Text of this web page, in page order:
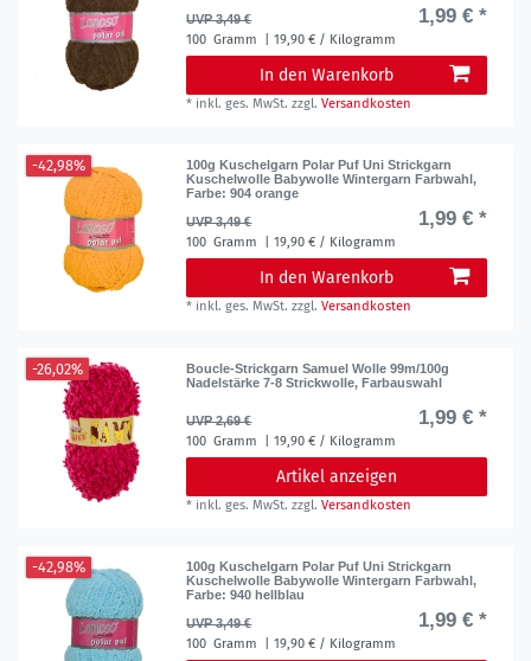
UVP 3,49 €
1,99 € *
100 Gramm | 19,90 € / Kilogramm
In den Warenkorb
* inkl. ges. MwSt. zzgl.Versandkosten
-42,98%
100g Kuschelgarn Polar Puf Uni Strickgarn
Kuschelwolle Babywolle Wintergarn Farbwahl,
Farbe: 904 orange
UVP 3,49 €
1,99 € *
100 Gramm | 19,90 € / Kilogramm
In den Warenkorb
* inkl. ges. MwSt. zzgl.Versandkosten
-26,02%
Boucle-Strickgarn Samuel Wolle 99m/100g
Nadelstärke 7-8 Strickwolle, Farbauswahl
UVP 2,69 € 1,99 € *
100 Gramm | 19,90 € / Kilogramm
Artikel anzeigen
* inkl. ges. MwSt. zzgl.Versandkosten
-42,98%
100g Kuschelgarn Polar Puf Uni Strickgarn
Kuschelwolle Babywolle Wintergarn Farbwahl,
Farbe: 940 hellblau
UVP 3,49 €
1,99 € *
100 Gramm | 19,90 € / Kilogramm